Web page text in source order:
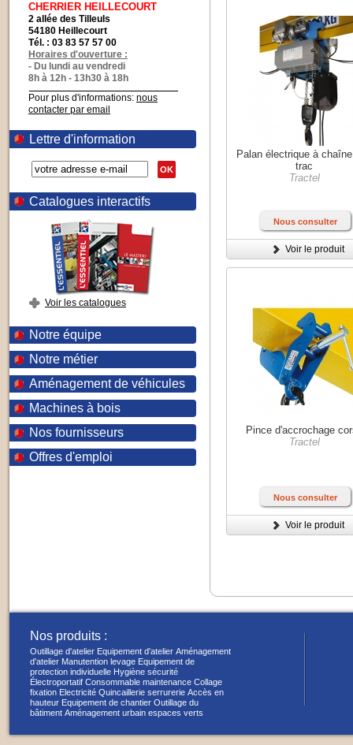
CHERRIER HEILLECOURT
2 allée des Tilleuls
54180 Heillecourt
Tél. : 03 83 57 57 00
Horaires d'ouverture :
- Du lundi au vendredi
8h à 12h - 13h30 à 18h
Pour plus d'informations: nous
contacter par email
Lettre d'information
OK
Catalogues interactifs
Voir les catalogues
Notre équipe
Notre métier
Aménagement de véhicules
Machines à bois
Nos fournisseurs
Offres d'emploi
Palan électrique à
trac
Tractel
Nous consulter
Voir le produit
Pince d'accrochage
Tractel
Nous consulter
Voir le produit
Nos produits :
Outillage d'atelier Equipement d'atelier Aménagement
d'atelier Manutention levage Equipement de
protection individuelle Hygiène sécurité
Électroportatif Consommable maintenance Collage
fixation Electricité Quincaillerie serrurerie Accès en
hauteur Equipement de chantier Outillage du
bâtiment Aménagement urbain espaces verts